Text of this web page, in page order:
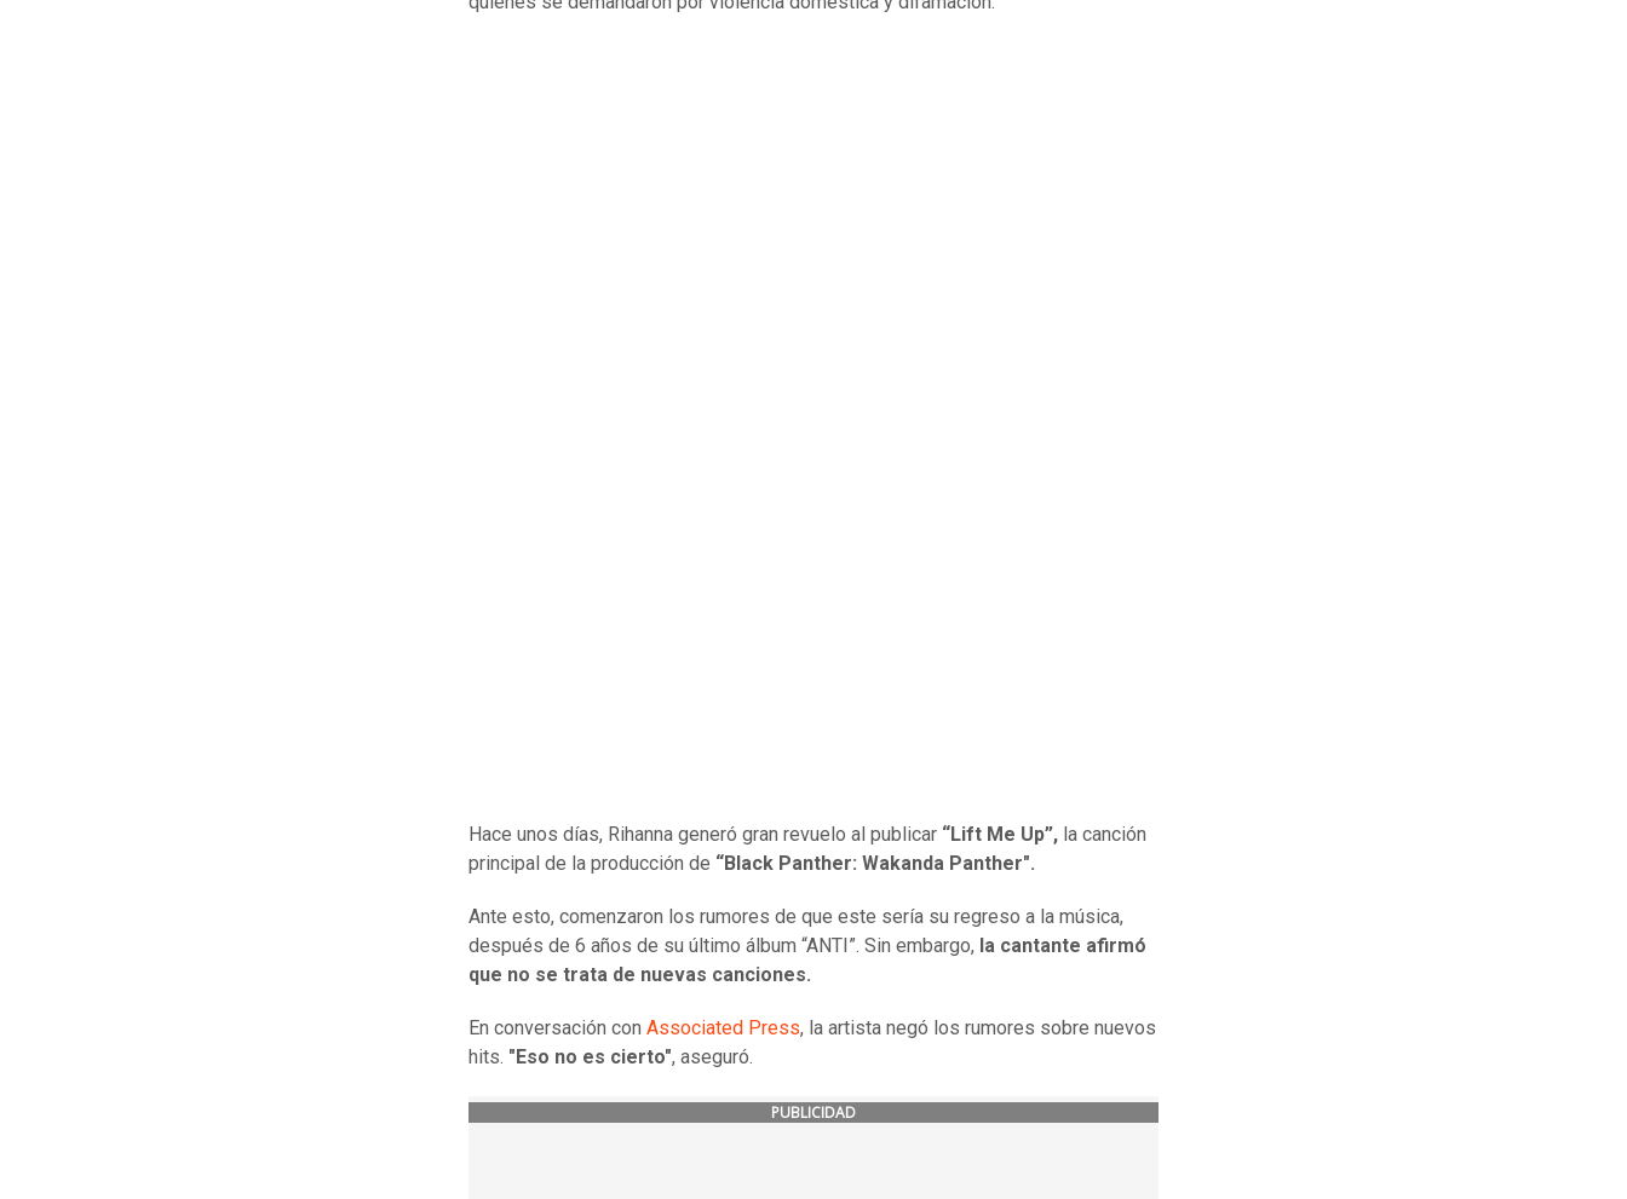
Hace unos días, Rihanna generó gran revuelo al publicar “Lift Me Up”, la canción
principal de la producción de “Black Panther: Wakanda Panther".
Ante esto, comenzaron los rumores de que este sería su regreso a la música,
después de 6 años de su último álbum “ANTI”. Sin embargo, la cantante afirmó
que no se trata de nuevas canciones.
En conversación con Associated Press, la artista negó los rumores sobre nuevos
hits. "Eso no es cierto", aseguró.
PUBLICIDAD